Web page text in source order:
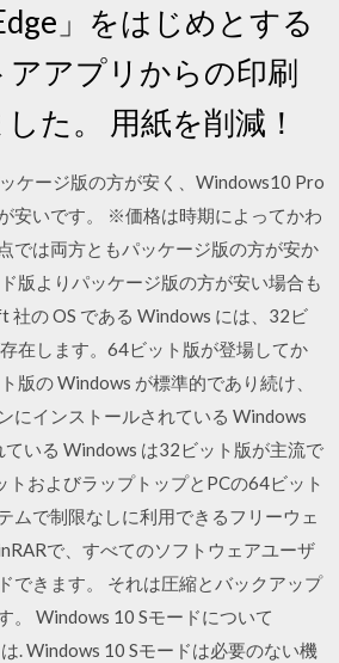
」をはじめとする
アプリからの印刷
た。 用紙を削減！
ケージ版の方が安く、Windows10 Pro
安いです。 ※価格は時期によってかわ
では両方ともパッケージ版の方が安か
版よりパッケージ版の方が安い場合も
社の OS である Windows には、32ビ
在します。64ビット版が登場してか
版の Windows が標準的であり続け、
にインストールされている Windows
ている Windows は32ビット版が主流で
トおよびラップトップとPCの64ビット
ムで制限なしに利用できるフリーウェ
で、すべてのソフトウェアユーザ
できます。 それは圧縮とバックアップ
。 Windows 10 Sモードについて
. Windows 10 Sモードは必要のない機